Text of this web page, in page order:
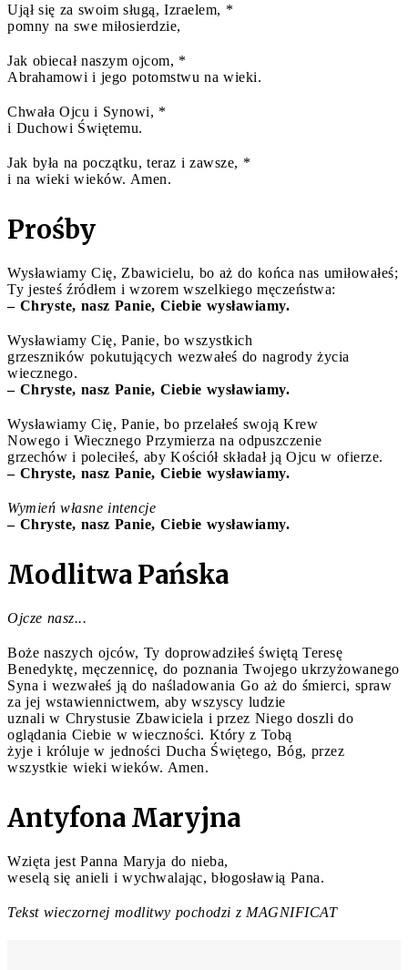
Ujął się za swoim sługą, Izraelem, *
pomny na swe miłosierdzie,
Jak obiecał naszym ojcom, *
Abrahamowi i jego potomstwu na wieki.
Chwała Ojcu i Synowi, *
i Duchowi Świętemu.
Jak była na początku, teraz i zawsze, *
i na wieki wieków. Amen.
Prośby
Wysławiamy Cię, Zbawicielu, bo aż do końca nas umiłowałeś;
Ty jesteś źródłem i wzorem wszelkiego męczeństwa:
– Chryste, nasz Panie, Ciebie wysławiamy.
Wysławiamy Cię, Panie, bo wszystkich
grzeszników pokutujących wezwałeś do nagrody życia
wiecznego.
– Chryste, nasz Panie, Ciebie wysławiamy.
Wysławiamy Cię, Panie, bo przelałeś swoją Krew
Nowego i Wiecznego Przymierza na odpuszczenie
grzechów i poleciłeś, aby Kościół składał ją Ojcu w ofierze.
– Chryste, nasz Panie, Ciebie wysławiamy.
Wymień własne intencje
– Chryste, nasz Panie, Ciebie wysławiamy.
Modlitwa Pańska
Ojcze nasz...
Boże naszych ojców, Ty doprowadziłeś świętą Teresę
Benedyktę, męczennicę, do poznania Twojego ukrzyżowanego
Syna i wezwałeś ją do naśladowania Go aż do śmierci, spraw
za jej wstawiennictwem, aby wszyscy ludzie
uznali w Chrystusie Zbawiciela i przez Niego doszli do
oglądania Ciebie w wieczności. Który z Tobą
żyje i króluje w jedności Ducha Świętego, Bóg, przez
wszystkie wieki wieków. Amen.
Antyfona Maryjna
Wzięta jest Panna Maryja do nieba,
weselą się anieli i wychwalając, błogosławią Pana.
Tekst wieczornej modlitwy pochodzi z MAGNIFICAT